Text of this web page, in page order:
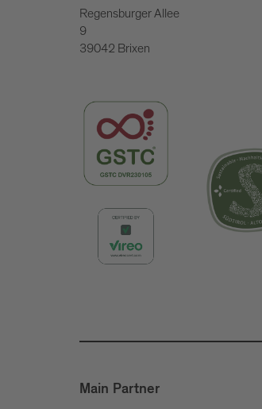
Regensburger Allee
9
39042 Brixen
Main Partner